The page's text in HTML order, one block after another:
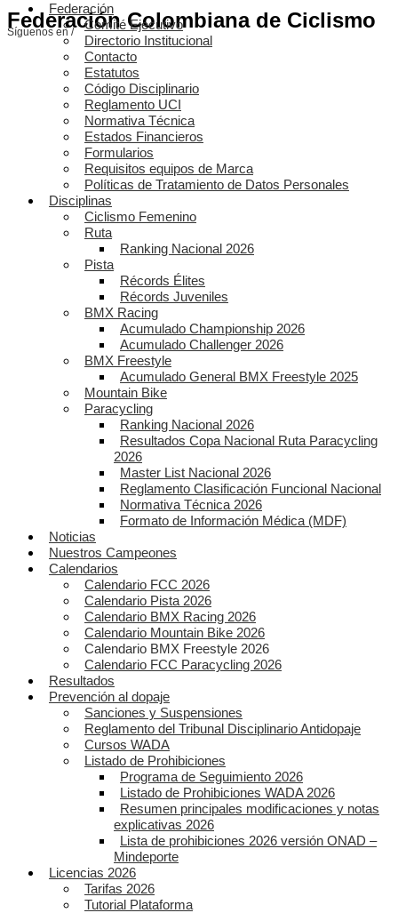
Federación Colombiana de Ciclismo
Síguenos en /
Federación
Comité Ejecutivo
Directorio Institucional
Contacto
Estatutos
Código Disciplinario
Reglamento UCI
Normativa Técnica
Estados Financieros
Formularios
Requisitos equipos de Marca
Políticas de Tratamiento de Datos Personales
Disciplinas
Ciclismo Femenino
Ruta
Ranking Nacional 2026
Pista
Récords Élites
Récords Juveniles
BMX Racing
Acumulado Championship 2026
Acumulado Challenger 2026
BMX Freestyle
Acumulado General BMX Freestyle 2025
Mountain Bike
Paracycling
Ranking Nacional 2026
Resultados Copa Nacional Ruta Paracycling
2026
Master List Nacional 2026
Reglamento Clasificación Funcional Nacional
Normativa Técnica 2026
Formato de Información Médica (MDF)
Noticias
Nuestros Campeones
Calendarios
Calendario FCC 2026
Calendario Pista 2026
Calendario BMX Racing 2026
Calendario Mountain Bike 2026
Calendario BMX Freestyle 2026
Calendario FCC Paracycling 2026
Resultados
Prevención al dopaje
Sanciones y Suspensiones
Reglamento del Tribunal Disciplinario Antidopaje
Cursos WADA
Listado de Prohibiciones
Programa de Seguimiento 2026
Listado de Prohibiciones WADA 2026
Resumen principales modificaciones y notas
explicativas 2026
Lista de prohibiciones 2026 versión ONAD –
Mindeporte
Licencias 2026
Tarifas 2026
Tutorial Plataforma